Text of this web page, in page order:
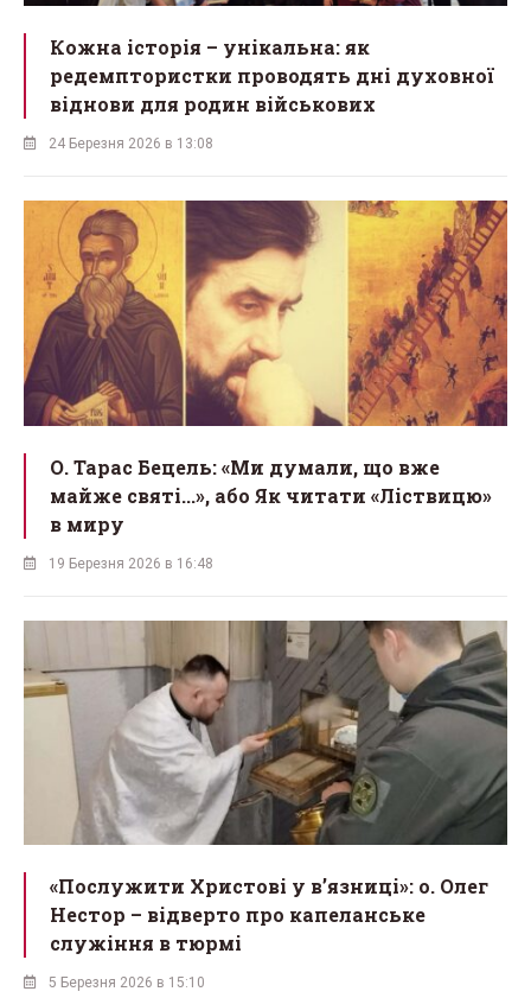
Кожна історія – унікальна: як
редемптористки проводять дні духовної
віднови для родин військових
24 Березня 2026 в 13:08
О. Тарас Бецель: «Ми думали, що вже
майже святі...», або Як читати «Ліствицю»
в миру
19 Березня 2026 в 16:48
«Послужити Христові у вʼязниці»: о. Олег
Нестор – відверто про капеланське
служіння в тюрмі
5 Березня 2026 в 15:10